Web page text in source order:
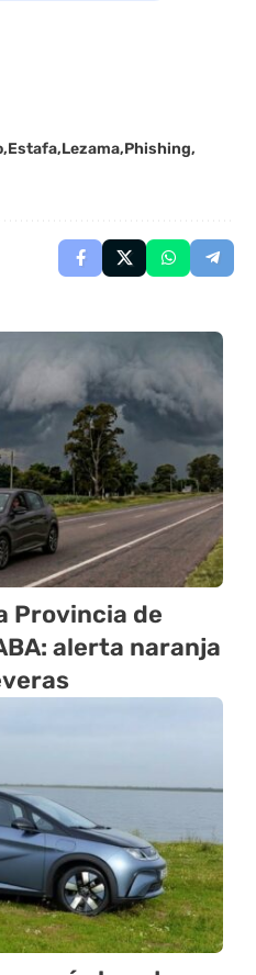
Estafa Lezama Phishing
Provincia de
alerta naranja